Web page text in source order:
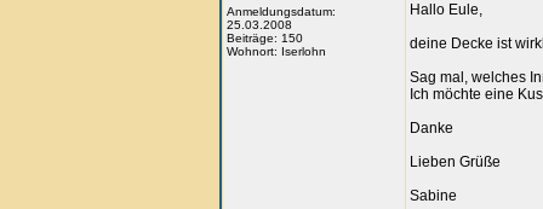
Anmeldungsdatum:
25.03.2008
Beiträge: 150
Wohnort: Iserlohn
Hallo Eule,
deine Decke ist
Sag mal, welches
Ich möchte eine
Danke
Lieben Grüße
Sabine